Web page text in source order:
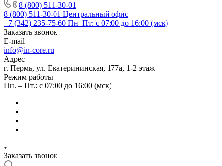
8 (800) 511-30-01
8 (800) 511-30-01 Центральный офис
+7 (342) 235-75-60 Пн–Пт: с 07:00 до 16:00 (мск)
Заказать звонок
E-mail
info@in-core.ru
Адрес
г. Пермь, ул. ​Екатерининская, 177а, ​1-2 этаж
Режим работы
Пн. – Пт.: с 07:00 до 16:00 (мск)
Заказать звонок